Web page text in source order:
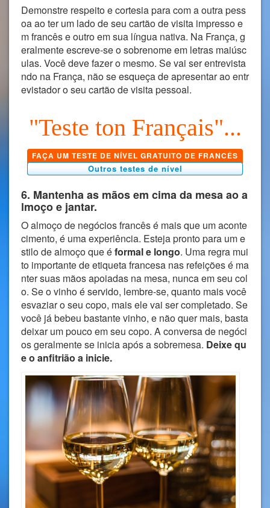
Demonstre respeito e cortesia para com a outra pess
oa ao ter um lado de seu cartão de visita impresso e
m francês e outro em sua língua nativa. Na França, g
eralmente escreve-se o sobrenome em letras maiúsc
ulas. Você deve fazer o mesmo. Se vai ser entrevista
ndo na França, não se esqueça de apresentar ao entr
evistador o seu cartão de visita pessoal.
"Teste ton Français"...
FAÇA UM TESTE DE NÍVEL GRATUITO DE FRANCÊS
Outros testes de nível
6. Mantenha as mãos em cima da mesa ao a
lmoço e jantar.
O almoço de negócios francês é mais que um aconte
cimento, é uma experiência. Esteja pronto para um e
stilo de almoço que éformal e longo. Uma regra mui
to importante de etiqueta francesa nas refeições é ma
nter suas mãos apoiadas na mesa, nunca em seu col
o. Se o vinho é servido, lembre-se, quanto mais você
esvaziar o seu copo, mais ele vai ser completado. Se
você já bebeu bastante vinho, e não quer mais, basta
deixar um pouco em seu copo. A conversa de negóci
os geralmente se inicia após a sobremesa. Deixe qu
e o anfitrião a inicie.